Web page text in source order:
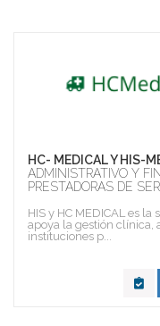
HC- MEDICAL Y HIS-
ADMINISTRATIVO Y
PRESTADORAS DE
HIS y HC MEDICAL es
apoya la gestión clínica,
instituciones p...